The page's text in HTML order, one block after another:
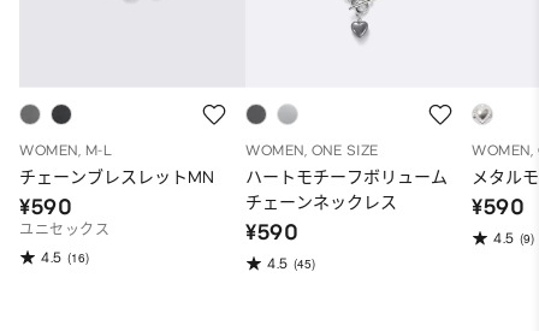
WOMEN, M-L
チェーンブレスレットMN
¥590
ユニセックス
4.5 (16)
WOMEN, ONE SIZE
ハートモチーフボリューム
チェーンネックレス
¥590
4.5 (45)
WOMEN,
メタル
¥590
4.5 (9)